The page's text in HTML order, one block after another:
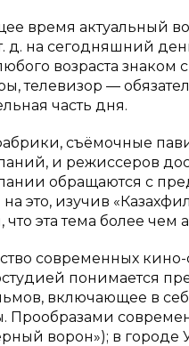
время актуальный
д. на сегодняшний
возраста
телевизор —
часть дня.
съёмочные
и режиссеров
обращаются с
это, изучив
что эта тема более чем
современных
понимается
включающее в
Прообразами
ворон»); в городе